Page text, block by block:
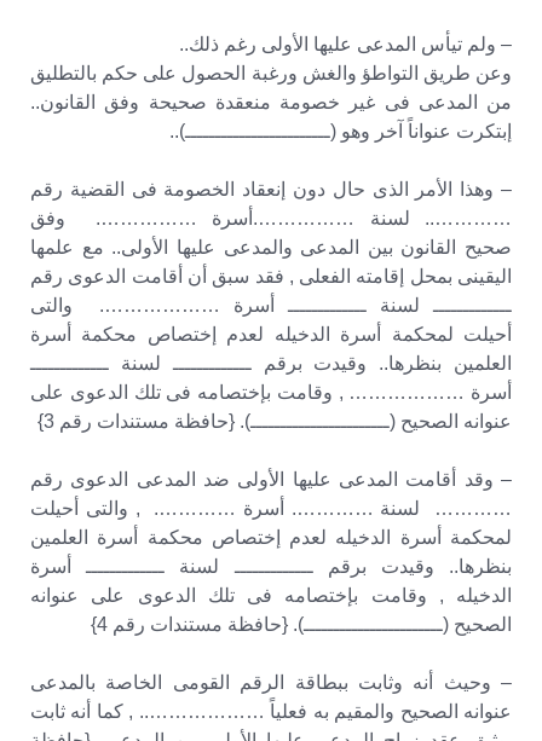
– ولم تيأس المدعى عليها الأولى رغم ذلك..
وعن طريق التواطؤ والغش ورغبة الحصول على حكم بالتطليق
من المدعى فى غير خصومة منعقدة صحيحة وفق القانون..
إبتكرت عنواناً آخر وهو (ــــــــــــــــــــــــ)..
– وهذا الأمر الذى حال دون إنعقاد الخصومة فى القضية رقم
………….. لسنة …………….أسرة ……………. وفق
صحيح القانون بين المدعى والمدعى عليها الأولى.. مع علمها
اليقينى بمحل إقامته الفعلى , فقد سبق أن أقامت الدعوى رقم
ـــــــــــــ لسنة ـــــــــــــ أسرة ………………. والتى
أحيلت لمحكمة أسرة الدخيله لعدم إختصاص محكمة أسرة
العلمين بنظرها.. وقيدت برقم ـــــــــــــ لسنة ـــــــــــــ
أسرة ……………… , وقامت بإختصامه فى تلك الدعوى على
عنوانه الصحيح (ـــــــــــــــــــــــ). {حافظة مستندات رقم 3}
– وقد أقامت المدعى عليها الأولى ضد المدعى الدعوى رقم
………… لسنة …………. أسرة …………. , والتى أحيلت
لمحكمة أسرة الدخيله لعدم إختصاص محكمة أسرة العلمين
بنظرها.. وقيدت برقم ـــــــــــــ لسنة ـــــــــــــ أسرة
الدخيله , وقامت بإختصامه فى تلك الدعوى على عنوانه
الصحيح (ـــــــــــــــــــــــ). {حافظة مستندات رقم 4}
– وحيث أنه وثابت ببطاقة الرقم القومى الخاصة بالمدعى
عنوانه الصحيح والمقيم به فعلياً ……………….. , كما أنه ثابت